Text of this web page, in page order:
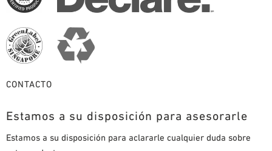
CONTACTO
Estamos a su disposición para asesorarle
Estamos a su disposición para aclararle cualquier duda sobre